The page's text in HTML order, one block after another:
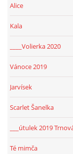
Alice
Kala
____Volierka 2020
Vánoce 2019
Jarvísek
Scarlet Šanelka
___útulek 2019
Té mimča